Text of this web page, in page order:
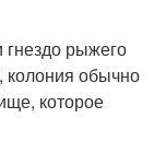
рыжего
колония обычно
которое